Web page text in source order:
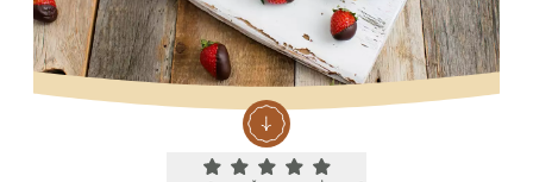
Current rating 4.6. Click to rate.